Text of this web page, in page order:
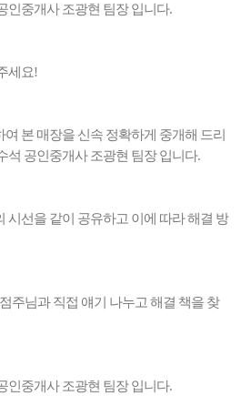
인중개사 조광현 팀장 입니다.
세요!
본 매장을 신속 정확하게 중개해 드리
석 공인중개사 조광현 팀장 입니다.
시선을 같이 공유하고 이에 따라 해결 방
주님과 직접 얘기 나누고 해결 책을 찾
인중개사 조광현 팀장 입니다.